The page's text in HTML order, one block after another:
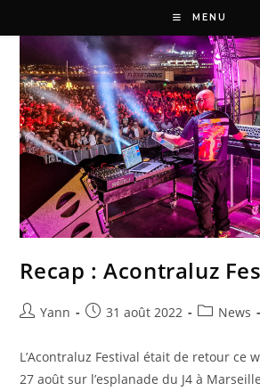
MENU
Recap : Acontraluz
Yann 31 août 2022 News
L’Acontraluz Festival était de retour ce
27 août sur l’esplanade du J4 à